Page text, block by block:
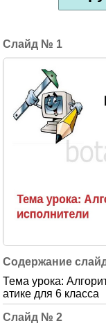
1
Тема урока:
атике для 6 класса
2